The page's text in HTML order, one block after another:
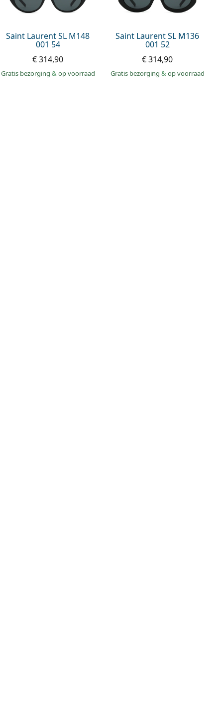
Saint Laurent SL M148
001 54
€ 314,90
Gratis bezorging & op voorraad
Saint Laurent SL M136
001 52
€ 314,90
Gratis bezorging & op voorraad